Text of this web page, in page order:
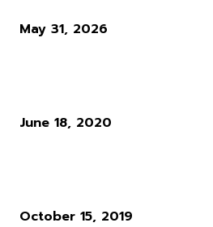
May 31, 2026
June 18, 2020
October 15, 2019